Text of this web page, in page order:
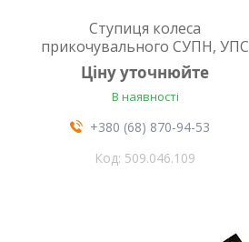
Ступиця колеса
прикочувального СУПН, УПС
Ціну уточнюйте
В наявності
+380 (68) 870-94-53
509.046.109